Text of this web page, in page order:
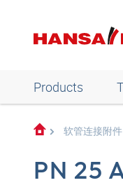
Products
软管连接附件
PN 25